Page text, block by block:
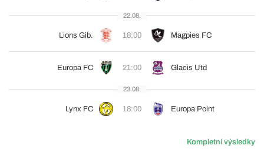
22.08.
Lions Gib. 18:00 Magpies FC
Europa FC 21:00 Glacis Utd
23.08.
Lynx FC 18:00 Europa Point
Kompletní výsledky